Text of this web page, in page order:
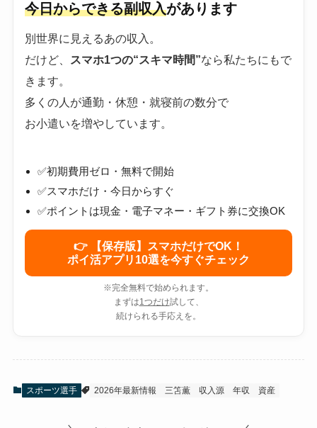
今日からできる副収入があります
別世界に見えるあの収入。
だけど、
スマホ1つの“スキマ時間”なら私たちにもで
きます。
多くの人が通勤・休憩・就寝前の数分で
お小遣いを増やしています。
✅初期費用ゼロ・無料で開始
✅スマホだけ・今日からすぐ
✅ポイントは現金・電子マネー・ギフト券に交換OK
👉 【保存版】スマホだけでOK！
ポイ活アプリ10選を今すぐチェック
※完全無料で始められます。
まずは1つだけ試して、
続けられる手応えを。
スポーツ選手 2026年最新情報 三笘薫 収入源 年収 資産